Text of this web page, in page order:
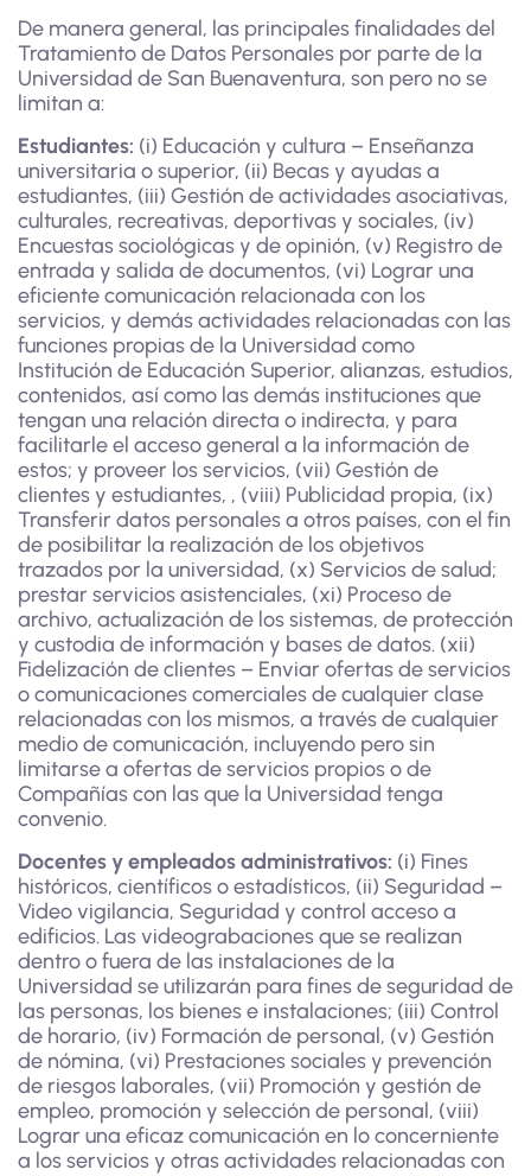
De manera general, las principales finalidades del
Tratamiento de Datos Personales por parte de la
Universidad de San Buenaventura, son pero no se
limitan a:
Estudiantes: (i) Educación y cultura – Enseñanza
universitaria o superior, (ii) Becas y ayudas a
estudiantes, (iii) Gestión de actividades asociativas,
culturales, recreativas, deportivas y sociales, (iv)
Encuestas sociológicas y de opinión, (v) Registro de
entrada y salida de documentos, (vi) Lograr una
eficiente comunicación relacionada con los
servicios, y demás actividades relacionadas con las
funciones propias de la Universidad como
Institución de Educación Superior, alianzas, estudios,
contenidos, así como las demás instituciones que
tengan una relación directa o indirecta, y para
facilitarle el acceso general a la información de
estos; y proveer los servicios, (vii) Gestión de
clientes y estudiantes, , (viii) Publicidad propia, (ix)
Transferir datos personales a otros países, con el fin
de posibilitar la realización de los objetivos
trazados por la universidad, (x) Servicios de salud;
prestar servicios asistenciales, (xi) Proceso de
archivo, actualización de los sistemas, de protección
y custodia de información y bases de datos. (xii)
Fidelización de clientes – Enviar ofertas de servicios
o comunicaciones comerciales de cualquier clase
relacionadas con los mismos, a través de cualquier
medio de comunicación, incluyendo pero sin
limitarse a ofertas de servicios propios o de
Compañías con las que la Universidad tenga
convenio.
Docentes y empleados administrativos: (i) Fines
históricos, científicos o estadísticos, (ii) Seguridad –
Video vigilancia, Seguridad y control acceso a
edificios. Las videograbaciones que se realizan
dentro o fuera de las instalaciones de la
Universidad se utilizarán para fines de seguridad de
las personas, los bienes e instalaciones; (iii) Control
de horario, (iv) Formación de personal, (v) Gestión
de nómina, (vi) Prestaciones sociales y prevención
de riesgos laborales, (vii) Promoción y gestión de
empleo, promoción y selección de personal, (viii)
Lograr una eficaz comunicación en lo concerniente
a los servicios y otras actividades relacionadas con